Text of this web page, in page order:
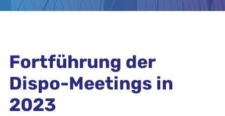
Fortführung der
Dispo-Meetings in
2023